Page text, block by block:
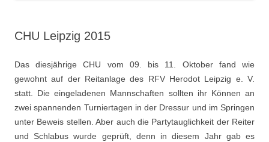
CHU Leipzig 2015
Das diesjährige CHU vom 09. bis 11. Oktober fand wie
gewohnt auf der Reitanlage des RFV Herodot Leipzig e. V.
statt. Die eingeladenen Mannschaften sollten ihr Können an
zwei spannenden Turniertagen in der Dressur und im Springen
unter Beweis stellen. Aber auch die Partytauglichkeit der Reiter
und Schlabus wurde geprüft, denn in diesem Jahr gab es